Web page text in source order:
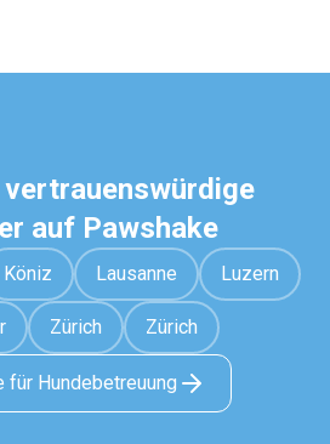
vertrauenswürdige
auf Pawshake
Köniz Lausanne Luzern
Zürich Zürich
für Hundebetreuung